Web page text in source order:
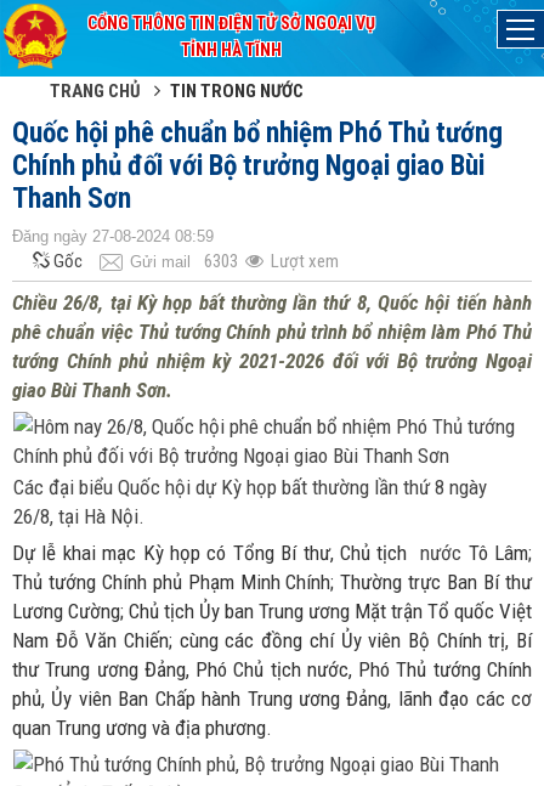
CỔNG THÔNG TIN ĐIỆN TỬ SỞ NGOẠI VỤ
TỈNH HÀ TĨNH
TRANG CHỦ TIN TRONG NƯỚC
Quốc hội phê chuẩn bổ nhiệm Phó Thủ tướng
Chính phủ đối với Bộ trưởng Ngoại giao Bùi
Thanh Sơn
Đăng ngày 27-08-2024 08:59
Gốc Gửi mail 6303 Lượt xem
Chiều 26/8, tại Kỳ họp bất thường lần thứ 8, Quốc hội tiến hành
phê chuẩn việc Thủ tướng Chính phủ trình bổ nhiệm làm Phó Thủ
tướng Chính phủ nhiệm kỳ 2021-2026 đối với Bộ trưởng Ngoại
giao Bùi Thanh Sơn.
Các đại biểu Quốc hội dự Kỳ họp bất thường lần thứ 8 ngày
26/8, tại Hà Nội.
Dự lễ khai mạc Kỳ họp có Tổng Bí thư, Chủ tịch nước Tô Lâm;
Thủ tướng Chính phủ Phạm Minh Chính; Thường trực Ban Bí thư
Lương Cường; Chủ tịch Ủy ban Trung ương Mặt trận Tổ quốc Việt
Nam Đỗ Văn Chiến; cùng các đồng chí Ủy viên Bộ Chính trị, Bí
thư Trung ương Đảng, Phó Chủ tịch nước, Phó Thủ tướng Chính
phủ, Ủy viên Ban Chấp hành Trung ương Đảng, lãnh đạo các cơ
quan Trung ương và địa phương.
Đã kết nối EMC